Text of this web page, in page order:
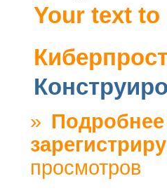
Your text to
» Подробнее
просмотров